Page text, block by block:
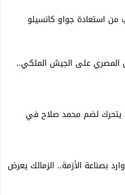
من استعادة جواو كانسيلو
المصري على الجيش الملكي..
يتحرك لضم محمد صلاح في
بصناعة الأزمة.. الزمالك يعرض